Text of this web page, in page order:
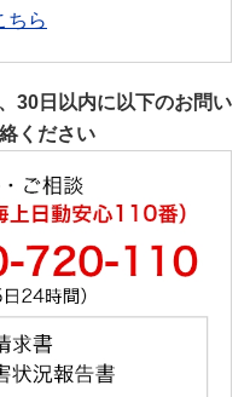
せ先にご連絡くださ
お問い合わせ先
引受保険会社）
京海上日動火災保険株式会
融法人部 三菱ＵＦＪ室
代理店）
ムエスティ保険サービス株
社
057-767
ちら
30日以内に以下のお問い
ください